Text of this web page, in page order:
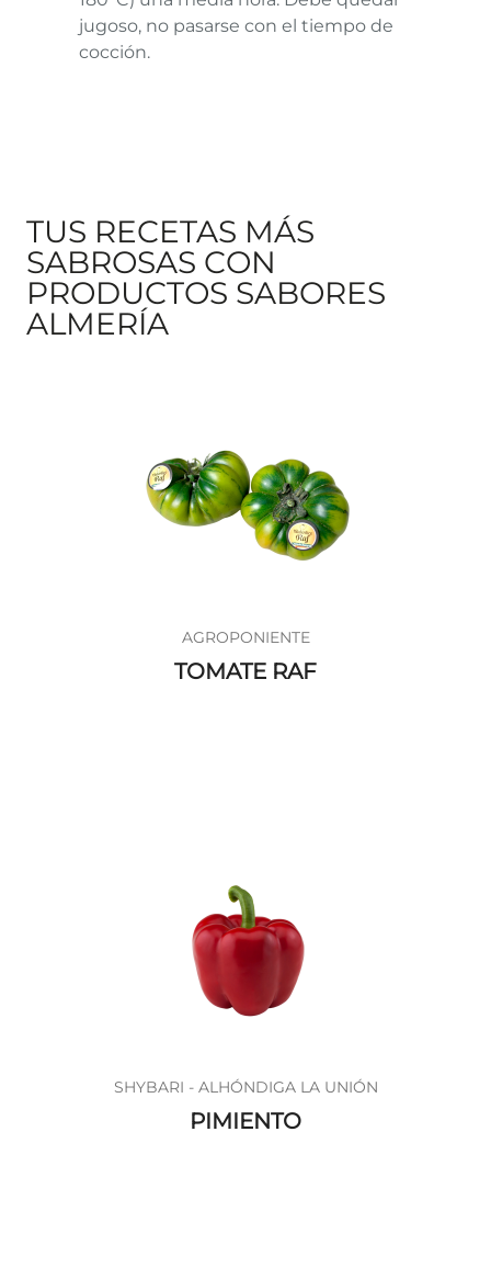
jugoso, no pasarse con el tiempo de
cocción.
TUS RECETAS MÁS
SABROSAS CON
PRODUCTOS SABORES
ALMERÍA
AGROPONIENTE
TOMATE RAF
SHYBARI - ALHÓNDIGA LA UNIÓN
PIMIENTO